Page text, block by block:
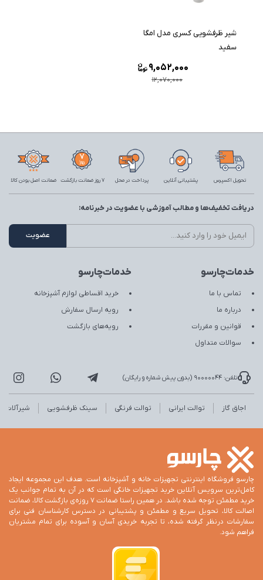
شیر ظرفشویی کسری مدل امگا
سفید
12,070,000
9,052,000
تحویل اکسپرس پشتیبانی آنلاین پرداخت در محل 7 روز ضمانت بازگشت ضمانت اصل بودن کالا
خدمات‌چارسو
تماس با ما
درباره ما
قوانین و مقررات
سوالات متداول
خدمات‌چارسو
خرید اقساطی لوازم آشپزخانه
رویه ارسال سفارش
رویه‌های بازگشت
دریافت تخفیف‌ها و مطالب آموزشی با عضویت در خبرنامه:
تلفن: 90000044 (بدون پیش شماره و رایگان)
اجاق گاز توالت ایرانی توالت فرنگی سینک ظرفشویی شیرآلات
چارسو فروشگاه اینترنتی تجهیزات خانه و آشپزخانه است. هدف این مجموعه ایجاد
کامل‌ترین سرویس آنلاین خرید تجهیزات خانگی است که در آن به تمام جوانب یک
خرید مطمئن توجه شده باشد. در همین راستا ضمانت 7 روزه‌ی بازگشت کالا، ضمانت
اصالت کالا، تحویل سریع و مطمئن و پشتیبانی در دسترس کارشناسان فنی برای
سفارشات درنظر گرفته شده، تا تجربه خریدی آسان و آسوده برای تمام مشتریان
فراهم شود.